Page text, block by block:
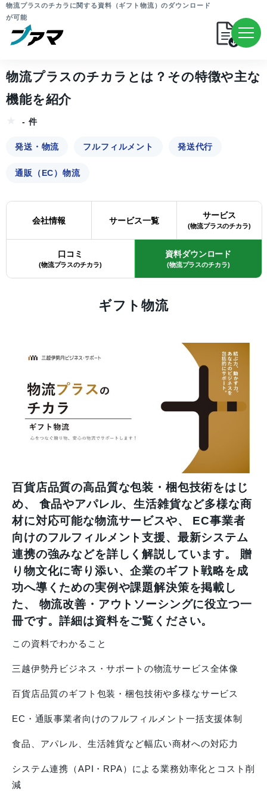
物流プラスのチカラに関する資料（ギフト物流）のダウンロード
が可能
物流プラスのチカラとは？その特徴や主な
機能を紹介
- 件
発送・物流 フルフィルメント 発送代行
通販（EC）物流
会社情報 サービス一覧
サービス
(物流プラスのチカラ)
口コミ
(物流プラスのチカラ)
資料ダウンロード
(物流プラスのチカラ)
ギフト物流
百貨店品質の高品質な包装・梱包技術をはじ
め、 食品やアパレル、生活雑貨など多様な商
材に対応可能な物流サービスや、 EC事業者
向けのフルフィルメント支援、最新システム
連携の強みなどを詳しく解説しています。 贈
り物文化に寄り添い、企業のギフト戦略を成
功へ導くための実例や課題解決策を掲載し
た、 物流改善・アウトソーシングに役立つ一
冊です。詳細は資料をご覧ください。
この資料でわかること
三越伊勢丹ビジネス・サポートの物流サービス全体像
百貨店品質のギフト包装・梱包技術や多様なサービス
EC・通販事業者向けのフルフィルメント一括支援体制
食品、アパレル、生活雑貨など幅広い商材への対応力
システム連携（API・RPA）による業務効率化とコスト削
減